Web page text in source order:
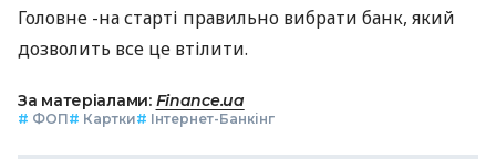
Головне -на старті правильно вибрати банк, який
дозволить все це втілити.
За матеріалами: Finance.ua
# ФОП# Картки# Інтернет-Банкінг